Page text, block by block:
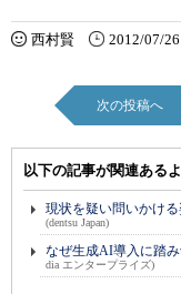
西村賢 2012/07/
次の投稿へ
以下の記事が関連ある
現状を疑い問いかけ
(dentsu Japan)
なぜ生成AI導入に踏
dia エンタープライズ)